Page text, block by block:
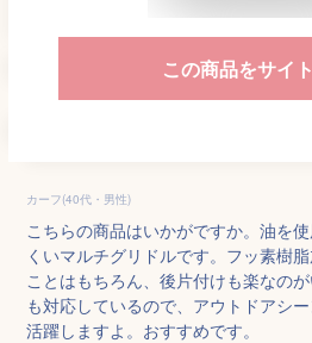
この商品をサイ
カーフ(40代・男性)
こちらの商品はいかがですか。油を
くいマルチグリドルです。フッ素樹
ことはもちろん、後片付けも楽なの
も対応しているので、アウトドアシ
活躍しますよ。おすすめです。